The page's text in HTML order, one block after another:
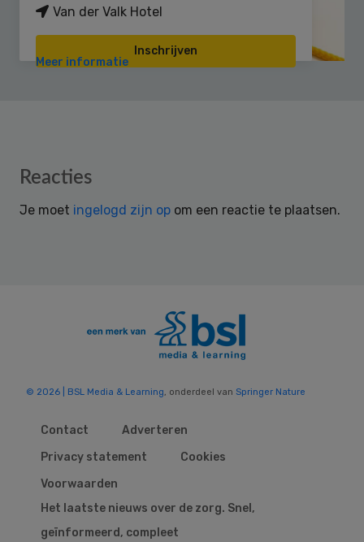
Van der Valk Hotel
Inschrijven
Meer informatie
Reader
Reacties
Je moet ingelogd zijn op om een reactie te plaatsen.
© 2026 | BSL Media & Learning, onderdeel van Springer Nature
Contact
Adverteren
Privacy statement
Cookies
Voorwaarden
Het laatste nieuws over de zorg. Snel,
geïnformeerd, compleet